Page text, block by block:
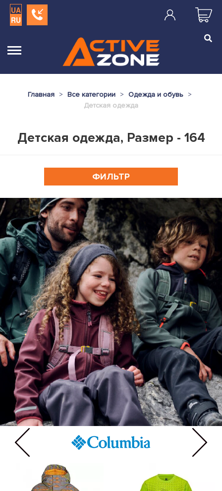
UA
RU
Главная Все категории
Одежда и обувь
Детская одежда
Детская одежда, Размер - 164
ФИЛЬТР